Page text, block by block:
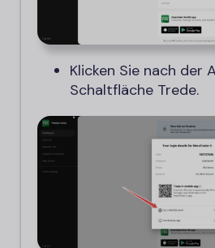
Klicken Sie nach der
Schaltfläche Trede.